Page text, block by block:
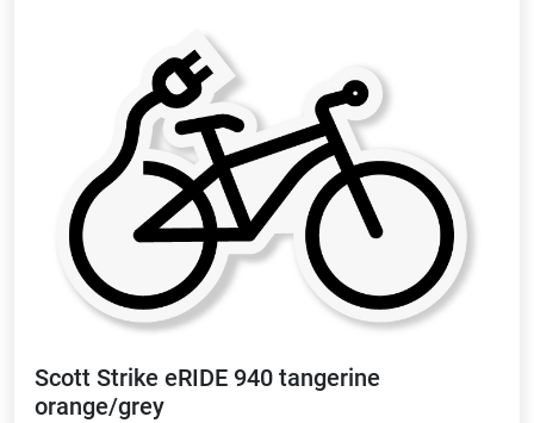
Scott Strike eRIDE 940 tangerine
orange/grey